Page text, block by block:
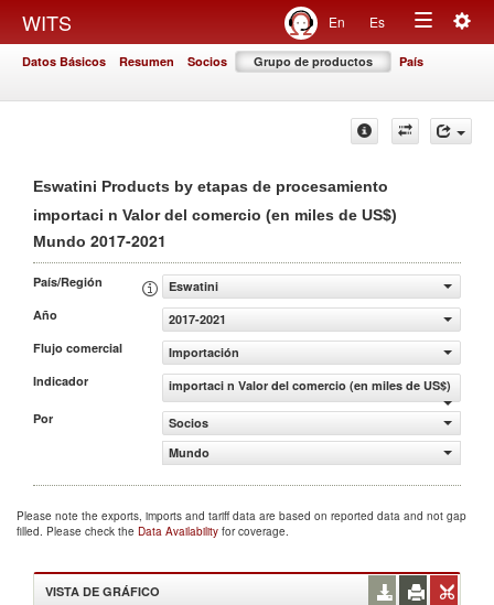
WITS En Es
Toggle
Datos Básicos Resumen Socios Grupo de productos País
Eswatini Products by etapas de procesamiento
importaci n Valor del comercio (en miles de US$)
Mundo 2017-2021
País/Región
Eswatini
Año
2017-2021
Flujo comercial
Importación
Indicador
importaci n Valor del comercio (en miles de US$)
Por
Socios
Mundo
Please note the exports, imports and tariff data are based on reported data and not gap
filled. Please check the Data Availability for coverage.
VISTA DE GRÁFICO